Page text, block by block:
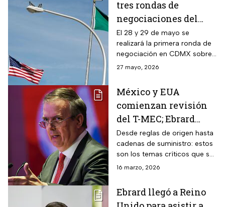
tres rondas de
negociaciones del
TMEC sin Canadá
El 28 y 29 de mayo se
realizará la primera ronda de
negociación en CDMX sobre
temas de seguridad
27 mayo, 2026
México y EUA
comienzan revisión
del T-MEC; Ebrard
afirma que
negociarán cero
aranceles
Desde reglas de origen hasta
cadenas de suministro: estos
son los temas críticos que se
decidirán en las primeras
16 marzo, 2026
Ebrard llegó a Reino